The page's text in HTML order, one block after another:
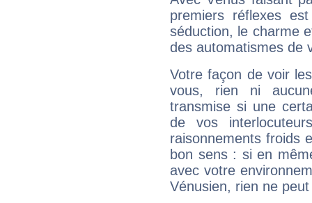
premiers réflexes
séduction, le charme
des automatismes de
Votre façon de voir
vous, rien ni
transmise si une
de vos
raisonnements froids
bon sens : si en
avec votre
Vénusien, rien ne